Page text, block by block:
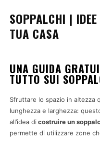
SOPPALCHI |
TUA CASA
UNA GUIDA
TUTTO SUI
Sfruttare lo spazio in altezza
lunghezza e larghezza:
all’idea di costruire un
permette di utilizzare zone